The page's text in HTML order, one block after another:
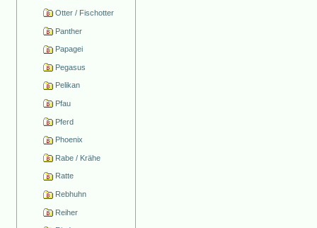
Otter / Fischotter
Panther
Papagei
Pegasus
Pelikan
Pfau
Pferd
Phoenix
Rabe / Krähe
Ratte
Rebhuhn
Reiher